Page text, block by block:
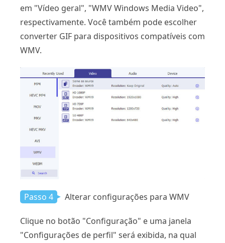
em "Vídeo geral", "WMV Windows Media Video",
respectivamente. Você também pode escolher
converter GIF para dispositivos compatíveis com
WMV.
Passo 4 Alterar configurações para WMV
Clique no botão "Configuração" e uma janela
"Configurações de perfil" será exibida, na qual